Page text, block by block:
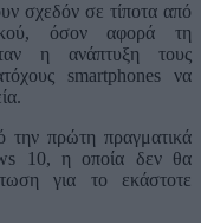
σχεδόν σε τίποτα από
όσον αφορά τη
η ανάπτυξη τους
smartphones να
την πρώτη πραγματικά
10, η οποία δεν θα
για το εκάστοτε